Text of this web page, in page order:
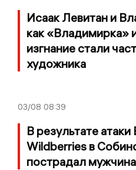
Исаак Левитан и
как «Владимирка»
изгнание стали
художника
03/08 08:39
В результате
Wildberries в
пострадал мужчина